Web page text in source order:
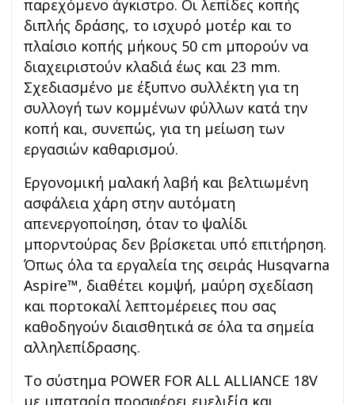
παρεχόμενο άγκιστρο. Οι λεπίδες κοπής
διπλής δράσης, το ισχυρό μοτέρ και το
πλαίσιο κοπής μήκους 50 cm μπορούν να
διαχειριστούν κλαδιά έως και 23 mm.
Σχεδιασμένο με έξυπνο συλλέκτη για τη
συλλογή των κομμένων φύλλων κατά την
κοπή και, συνεπώς, για τη μείωση των
εργασιών καθαρισμού.
Εργονομική μαλακή λαβή και βελτιωμένη
ασφάλεια χάρη στην αυτόματη
απενεργοποίηση, όταν το ψαλίδι
μπορντούρας δεν βρίσκεται υπό επιτήρηση.
Όπως όλα τα εργαλεία της σειράς Husqvarna
Aspire™, διαθέτει κομψή, μαύρη σχεδίαση
και πορτοκαλί λεπτομέρειες που σας
καθοδηγούν διαισθητικά σε όλα τα σημεία
αλληλεπίδρασης.
Το σύστημα POWER FOR ALL ALLIANCE 18V
με μπαταρία προσφέρει ευελιξία και